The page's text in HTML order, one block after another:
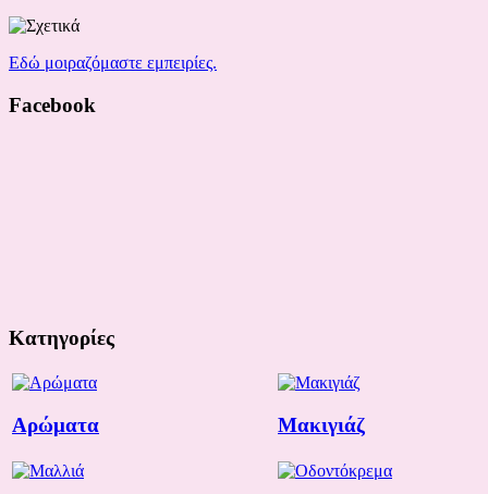
Εδώ μοιραζόμαστε εμπειρίες.
Facebook
Κατηγορίες
Αρώματα Μακιγιάζ